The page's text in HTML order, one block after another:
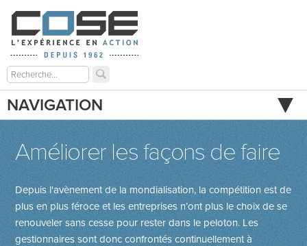
NAVIGATION
Améliorer les façons de faire
Depuis l'avènement de la mondialisation, la compétition est de
plus en plus féroce et les entreprises n’ont plus le choix de se
renouveler sans cesse pour rester dans le peloton. Les
gestionnaires sont donc confrontés continuellement à